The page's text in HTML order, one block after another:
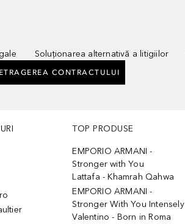
Soluționarea alternativă a litigiilor
CONTRACTULUI
TOP PRODUSE
EMPORIO ARMANI -
Stronger with You
Lattafa - Khamrah Qahwa
EMPORIO ARMANI -
Stronger With You Intensely
Valentino - Born in Roma